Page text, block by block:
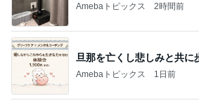
Amebaトピックス 2時間前
旦那を亡くし悲しみと共に
Amebaトピックス 1日前